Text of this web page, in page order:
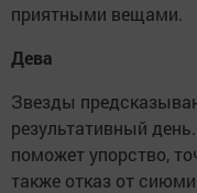
приятными вещами.
Дева
Звезды
результативный
поможет упорство,
также отказ от